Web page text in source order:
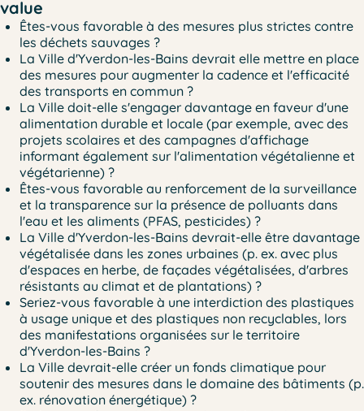
value
Êtes-vous favorable à des mesures plus strictes contre
les déchets sauvages ?
La Ville d'Yverdon-les-Bains devrait elle mettre en place
des mesures pour augmenter la cadence et l'efficacité
des transports en commun ?
La Ville doit-elle s'engager davantage en faveur d'une
alimentation durable et locale (par exemple, avec des
projets scolaires et des campagnes d'affichage
informant également sur l'alimentation végétalienne et
végétarienne) ?
Êtes-vous favorable au renforcement de la surveillance
et la transparence sur la présence de polluants dans
l'eau et les aliments (PFAS, pesticides) ?
La Ville d'Yverdon-les-Bains devrait-elle être davantage
végétalisée dans les zones urbaines (p. ex. avec plus
d'espaces en herbe, de façades végétalisées, d'arbres
résistants au climat et de plantations) ?
Seriez-vous favorable à une interdiction des plastiques
à usage unique et des plastiques non recyclables, lors
des manifestations organisées sur le territoire
d'Yverdon-les-Bains ?
La Ville devrait-elle créer un fonds climatique pour
soutenir des mesures dans le domaine des bâtiments (p.
ex. rénovation énergétique) ?